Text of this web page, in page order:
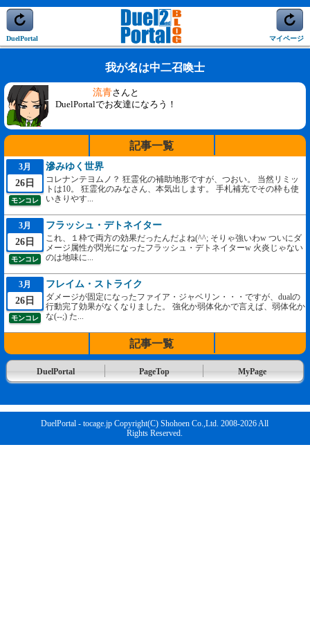
DuelPortal マイページ
我が名は中二召喚士
流青さんと
DuelPortalでお友達になろう！
記事一覧
3月
26日
モンコレ
滲みゆく世界
コレナンテヨムノ？ 狂霊化の補助地形ですが、つおい。 当然リミッ
トは10。 狂霊化のみなさん、本気出します。 手札補充でその枠も使
いきりやす...
3月
26日
モンコレ
フラッシュ・デトネイター
これ、１枠で両方の効果だったんだよね(^^; そりゃ強いわw ついにダ
メージ属性が閃光になったフラッシュ・デトネイターw 火炎じゃない
のは地味に...
3月
26日
モンコレ
フレイム・ストライク
ダメージが固定になったファイア・ジャベリン・・・ですが、dualの
行動完了効果がなくなりました。 強化か弱体化かで言えば、弱体化か
な(--;) た...
記事一覧
DuelPortal PageTop MyPage
DuelPortal - tocage.jp Copyright(C) Shohoen Co.,Ltd. 2008-2026 All
Rights Reserved.